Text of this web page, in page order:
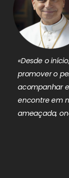
«Desde o
promover o
acompanhar
encontre em
ameaçada,